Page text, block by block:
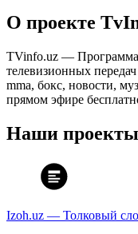
О проекте
TVinfo.uz — Программа
телевизионных
mma, бокс, новости,
прямом эфире
Наши проекты
Izoh.uz — Толковый